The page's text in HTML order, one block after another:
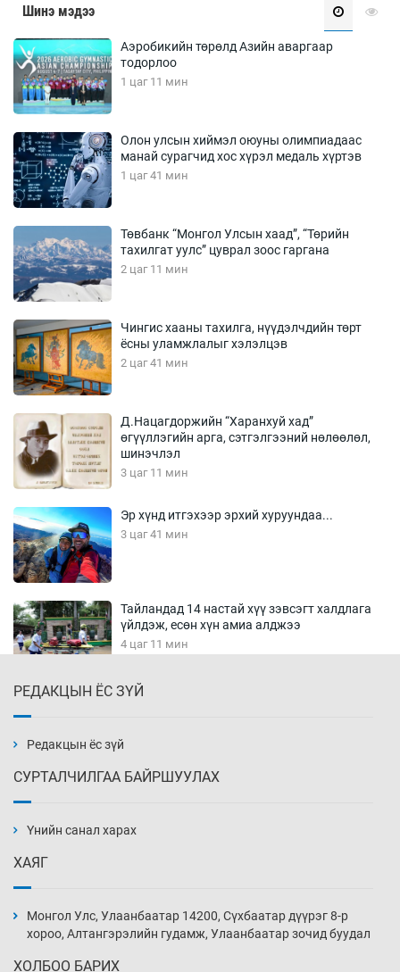
Шинэ мэдээ
Аэробикийн төрөлд Азийн аваргаар
тодорлоо
1 цаг 11 мин
Олон улсын хиймэл оюуны олимпиадаас
манай сурагчид хос хүрэл медаль хүртэв
1 цаг 41 мин
Төвбанк “Монгол Улсын хаад”, “Төрийн
тахилгат уулс” цуврал зоос гаргана
2 цаг 11 мин
Чингис хааны тахилга, нүүдэлчдийн төрт
ёсны уламжлалыг хэлэлцэв
2 цаг 41 мин
Д.Нацагдоржийн “Харанхуй хад”
өгүүллэгийн арга, сэтгэлгээний нөлөөлөл,
шинэчлэл
3 цаг 11 мин
Эр хүнд итгэхээр эрхий хуруундаа...
3 цаг 41 мин
Тайландад 14 настай хүү зэвсэгт халдлага
үйлдэж, есөн хүн амиа алджээ
4 цаг 11 мин
5 цаг 11 мин
5 цаг 41 мин
РЕДАКЦЫН ЁС ЗҮЙ
Редакцын ёс зүй
СУРТАЛЧИЛГАА БАЙРШУУЛАХ
Үнийн санал харах
ХАЯГ
Монгол Улс, Улаанбаатар 14200, Сүхбаатар дүүрэг 8-р
хороо, Алтангэрэлийн гудамж, Улаанбаатар зочид буудал
ХОЛБОО БАРИХ